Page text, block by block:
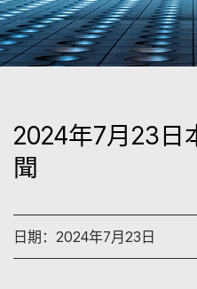
2024年7月23日
聞
日期：2024年7月23日